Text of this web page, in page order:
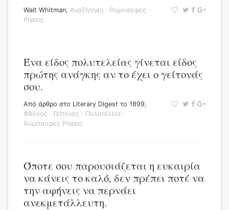
Walt Whitman, Αναζήτηση · Θυμόσοφες
Ρήσεις
Ένα είδος πολυτελείας γίνεται είδος
πρώτης ανάγκης αν το έχει ο γείτονάς
σου.
Από άρθρο στο Literary Digest το 1899,
Φθόνος · Γείτονες · Πολυτέλεια ·
Θυμόσοφες Ρήσεις
Όποτε σου παρουσιάζεται η ευκαιρία
να κάνεις το καλό, δεν πρέπει ποτέ να
την αφήνεις να περνάει
ανεκμετάλλευτη.